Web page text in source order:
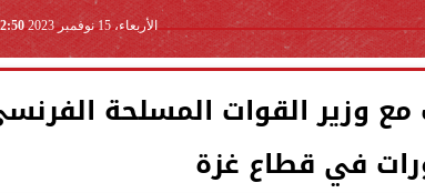
الأربعاء، 15 نوفمبر 2023 02:50
وزير القوات المسلحة
في قطاع غزة